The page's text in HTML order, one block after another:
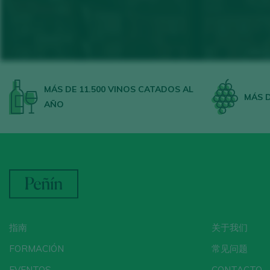
MÁS DE 11.500 VINOS CATADOS AL
AÑO
MÁS
指南
FORMACIÓN
关于我们
常见问题